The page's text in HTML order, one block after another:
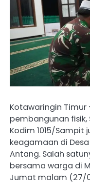
Kotawaringin Timur
pembangunan fisik,
Kodim 1015/
keagamaan di
Antang. Salah
bersama warga di
Jumat malam (27/